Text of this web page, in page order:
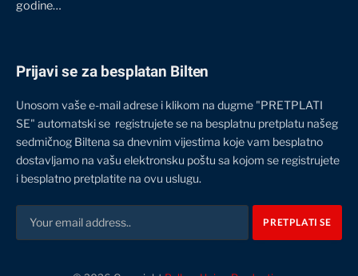
godine…
Prijavi se za besplatan Bilten
Unosom vaše e-mail adrese i klikom na dugme "PRETPLATI
SE" automatski se registrujete se na besplatnu pretplatu našeg
sedmičnog Biltena sa dnevnim vijestima koje vam besplatno
dostavljamo na vašu elektronsku poštu sa kojom se registrujete
i besplatno pretplatite na ovu uslugu.